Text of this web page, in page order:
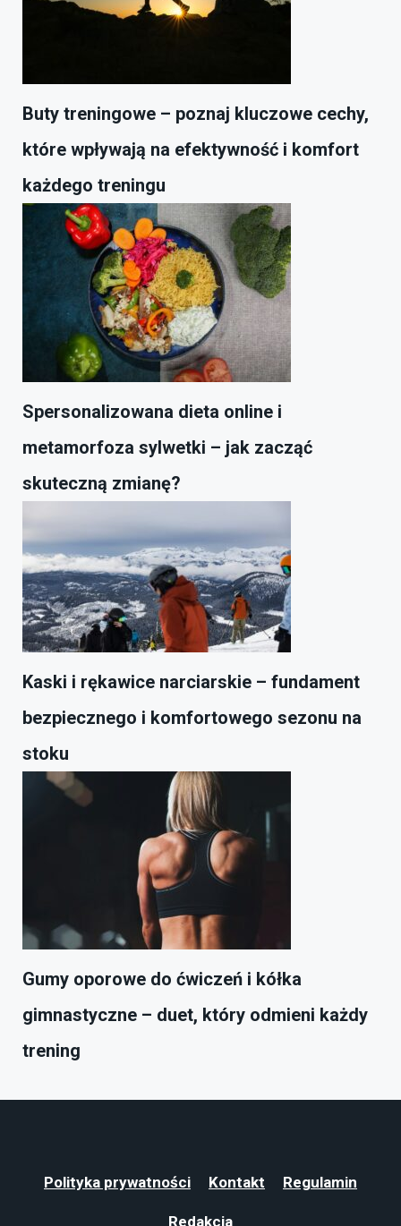
Buty treningowe – poznaj kluczowe cechy,
które wpływają na efektywność i komfort
każdego treningu
Spersonalizowana dieta online i
metamorfoza sylwetki – jak zacząć
skuteczną zmianę?
Kaski i rękawice narciarskie – fundament
bezpiecznego i komfortowego sezonu na
stoku
Gumy oporowe do ćwiczeń i kółka
gimnastyczne – duet, który odmieni każdy
trening
Polityka prywatności Kontakt Regulamin
Redakcja